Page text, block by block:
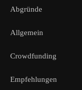
Abgründe
Allgemein
Crowdfunding
Empfehlungen